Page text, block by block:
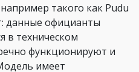
такого как Pudu
данные официанты
в техническом
функционируют и
имеет